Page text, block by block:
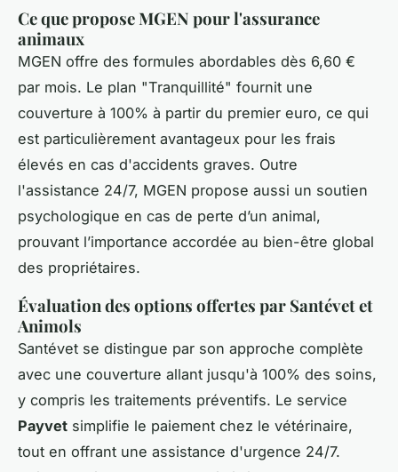
Ce que propose MGEN pour l'assurance
animaux
MGEN offre des formules abordables dès 6,60 €
par mois. Le plan "Tranquillité" fournit une
couverture à 100% à partir du premier euro, ce qui
est particulièrement avantageux pour les frais
élevés en cas d'accidents graves. Outre
l'assistance 24/7, MGEN propose aussi un soutien
psychologique en cas de perte d’un animal,
prouvant l’importance accordée au bien-être global
des propriétaires.
Évaluation des options offertes par Santévet et
Animols
Santévet se distingue par son approche complète
avec une couverture allant jusqu'à 100% des soins,
y compris les traitements préventifs. Le service
Payvet simplifie le paiement chez le vétérinaire,
tout en offrant une assistance d'urgence 24/7.